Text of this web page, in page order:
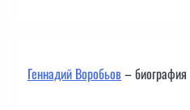
Геннадий Воробьов– биография